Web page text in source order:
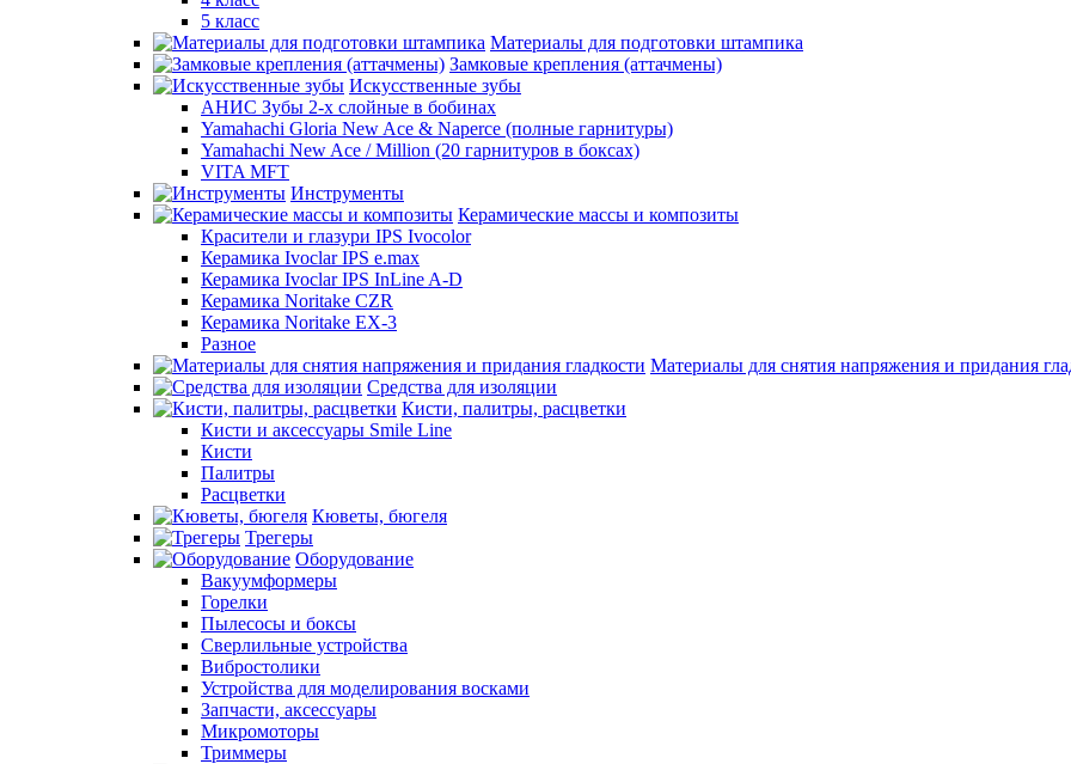
5 класс
Материалы для подготовки штампика
Замковые крепления (аттачмены)
Искусственные зубы
АНИС Зубы 2-х слойные в бобинах
Yamahachi Gloria New Ace & Naperce (полные гарнитуры)
Yamahachi New Ace / Million (20 гарнитуров в боксах)
VITA MFT
Инструменты
Керамические массы и композиты
Красители и глазури IPS Ivocolor
Керамика Ivoclar IPS e.max
Керамика Ivoclar IPS InLine A-D
Керамика Noritake CZR
Керамика Noritake EX-3
Разное
Материалы для снятия напряжения и придания
Средства для изоляции
Кисти, палитры, расцветки
Кисти и аксессуары Smile Line
Кисти
Палитры
Расцветки
Кюветы, бюгеля
Трегеры
Оборудование
Вакуумформеры
Горелки
Пылесосы и боксы
Сверлильные устройства
Вибростолики
Устройства для моделирования восками
Запчасти, аксессуары
Микромоторы
Триммеры